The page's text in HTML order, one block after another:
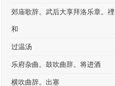
郊庙歌辞。武后大享拜洛乐章。禋
和
过温汤
乐府杂曲。鼓吹曲辞。将进酒
横吹曲辞。出塞